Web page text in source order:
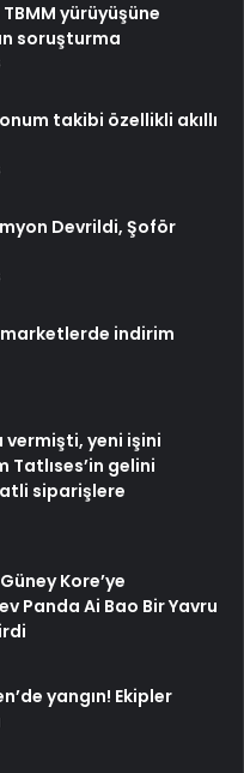
yürüyüşüne
soruşturma
takibi özellikli akıllı
Devrildi, Şoför
indirim
vermişti, yeni işini
Tatlıses’in gelini
siparişlere
Kore’ye
Panda Ai Bao Bir Yavru
yangın! Ekipler